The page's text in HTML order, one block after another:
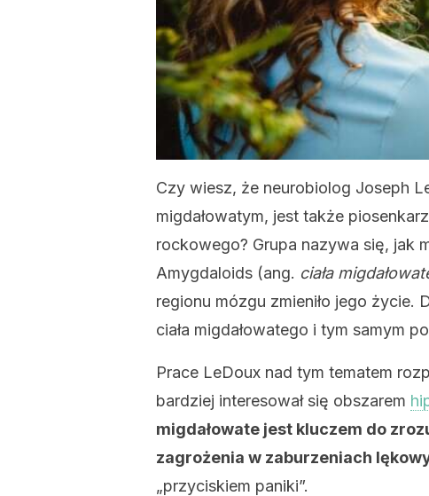
Czy wiesz, że neurobiolog Joseph
migdałowatym, jest także
rockowego? Grupa nazywa się, jak
Amygdaloids (ang. ciała
regionu mózgu zmieniło jego
ciała migdałowatego i tym samym
Prace LeDoux nad tym tematem
bardziej interesował się obszarem
migdałowate jest kluczem do
zagrożenia w zaburzeniach
„przyciskiem paniki”.